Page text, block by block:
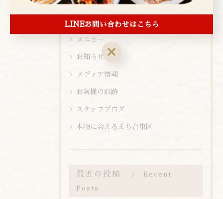
店内ビュー
新メニュー
メニュー
お知らせ
メディア情報
お客様の痕跡
スタッフブログ
本物に会えるまち台東区
最近の投稿 Recent
Posts
LINEお問い合わせはこちら